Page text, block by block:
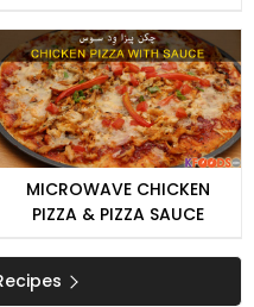
MICROWAVE CHICKEN
PIZZA & PIZZA SAUCE